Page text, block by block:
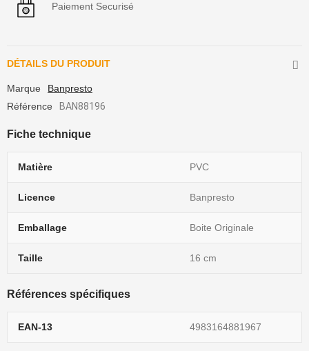
Paiement Securisé
DÉTAILS DU PRODUIT
Marque
Banpresto
Référence
BAN88196
Fiche technique
Matière PVC
Licence Banpresto
Emballage Boite Originale
Taille 16 cm
Références spécifiques
EAN-13 4983164881967